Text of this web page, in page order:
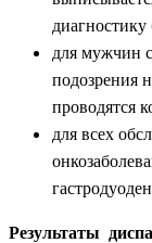
для мужчин
подозрения
проводятся
для всех
Результаты